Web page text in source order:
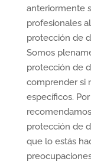
anteriormente
profesionales
protección de
Somos
protección de
comprender si
específicos.
protección de
que lo estás